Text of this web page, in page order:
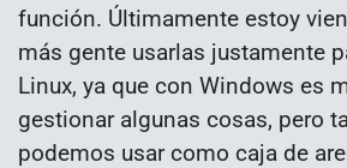
función. Últimamente estoy
más gente usarlas justamente
Linux, ya que con Windows es
gestionar algunas cosas, pero
podemos usar como caja de